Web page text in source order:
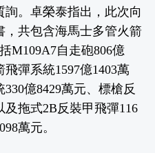
。卓榮泰指出，此次向
，共包含海馬士多管火箭
M109A7自走砲806億
彈系統1597億1403萬
億8429萬元、標槍反
及拖式2B反裝甲飛彈116
萬元。